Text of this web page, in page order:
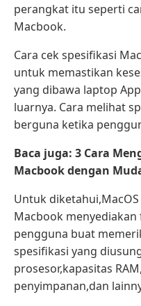
perangkat itu seperti
Macbook.
Cara cek spesifikasi
untuk memastikan
yang dibawa laptop
luarnya. Cara melihat
berguna ketika
Baca juga: 3 Cara
Macbook dengan
Untuk
Macbook
pengguna buat
spesifikasi yang
prosesor,kapasitas
penyimpanan,dan